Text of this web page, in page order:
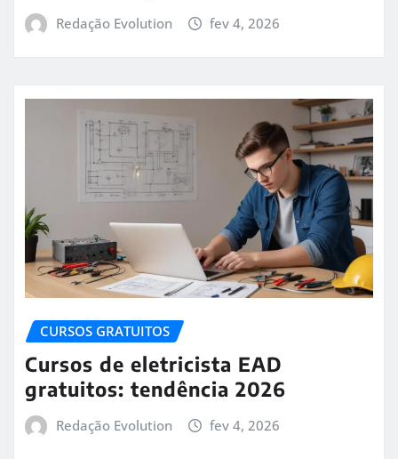
Redação Evolution fev 4, 2026
CURSOS GRATUITOS
Cursos de eletricista EAD
gratuitos: tendência 2026
Redação Evolution fev 4, 2026